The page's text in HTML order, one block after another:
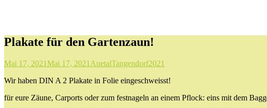
Plakate für den Gartenzaun!
Mai 17, 2021Mai 17, 2021 AuetalTangendorf2021
Wir haben DIN A 2 Plakate in Folie eingeschweisst!
für eure Zäune, Carports oder zum festnageln an einem Pflock: eins mit dem